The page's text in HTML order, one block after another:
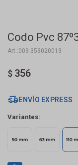
Codo Pvc
003-353020013
$ 356
ENVÍO EXPRESS
Variantes: